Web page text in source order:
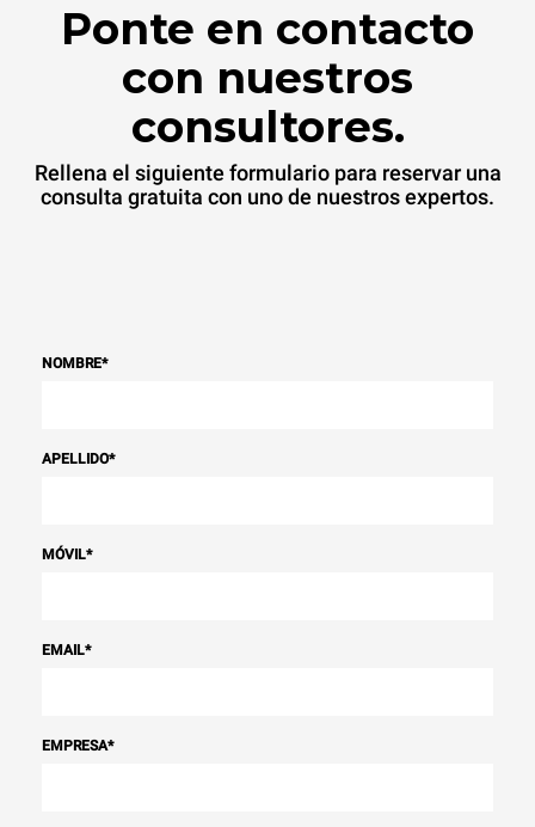
Ponte en contacto
con nuestros
consultores.
Rellena el siguiente formulario para reservar una
consulta gratuita con uno de nuestros expertos.
NOMBRE*
APELLIDO*
MÓVIL*
EMAIL*
EMPRESA*